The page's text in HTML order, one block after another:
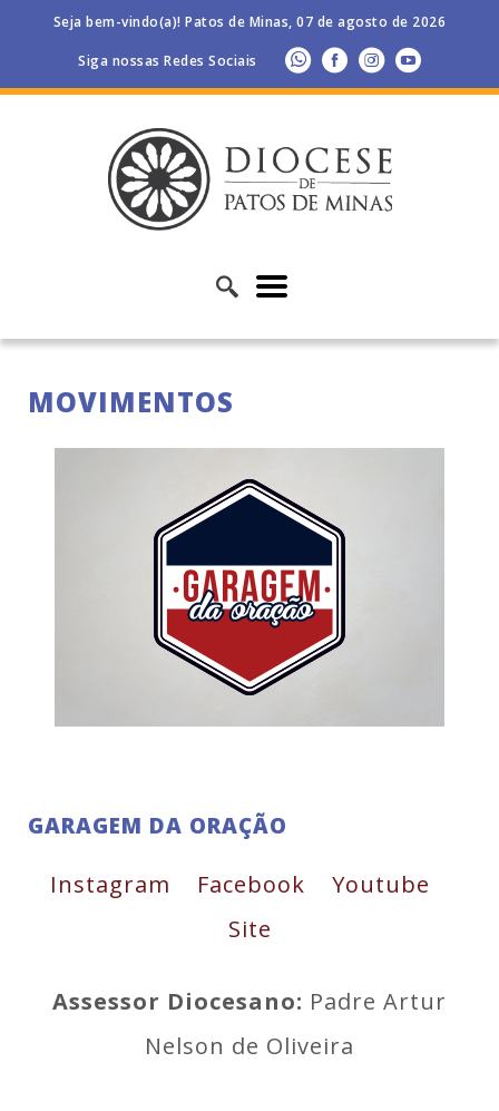
Seja bem-vindo(a)! Patos de Minas, 07 de agosto de 2026
Siga nossas Redes Sociais
MOVIMENTOS
GARAGEM DA ORAÇÃO
Instagram Facebook
Youtube
Site
Assessor Diocesano: Padre Artur
Nelson de Oliveira